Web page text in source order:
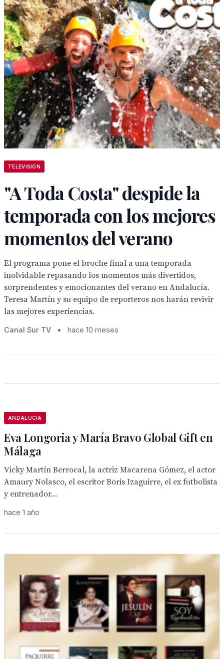
TELEVISION
"A Toda Costa" despide la
temporada con los mejores
momentos del verano
El programa pone el broche final a una temporada
inolvidable repasando los momentos más divertidos,
sorprendentes y emocionantes del verano en Andalucía.
Teresa Martín y su equipo de reporteros nos harán revivir
las mejores experiencias.
Canal Sur TV • hace 10 meses
ANDALUCÍA
Eva Longoria y María Bravo Global Gift en
Málaga
Vicky Martín Berrocal, la actriz Macarena Gómez, el actor
Amaury Nolasco, el escritor Boris Izaguirre, el ex futbolista
y entrenador...
hace 1 año